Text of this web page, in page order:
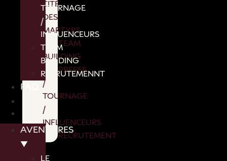
CITÉ
DES
MARTYRS
TEAM
BUILDING
PRESSE
/
TOURNAGE
/
INFLUENCEURS
RECRUTEMENT
FAQ
TOURNAGE
/
INFLUENCEURS
TEAM
BUILDING
RECRUTEMENNT
FAQ
AVENTURES
▼
LE